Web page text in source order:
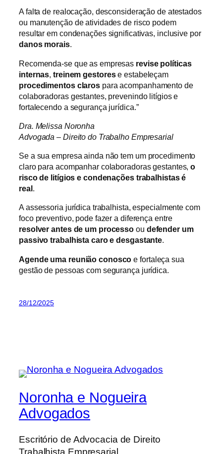
A falta de realocação, desconsideração de atestados
ou manutenção de atividades de risco podem
resultar em condenações significativas, inclusive por
danos morais.
Recomenda-se que as empresas revise políticas
internas,treinem gestorese estabeleçam
procedimentos claros para acompanhamento de
colaboradoras gestantes, prevenindo litígios e
fortalecendo a segurança jurídica.”
Dra. Melissa Noronha
Advogada – Direito do Trabalho Empresarial
Se a sua empresa ainda não tem um procedimento
claro para acompanhar colaboradoras gestantes,o
risco de litígios e condenações trabalhistas é
real.
A assessoria jurídica trabalhista, especialmente com
foco preventivo, pode fazer a diferença entre
resolver antes de um processo ou defender um
passivo trabalhista caro e desgastante.
Agende uma reunião conosco e fortaleça sua
gestão de pessoas com segurança jurídica.
28/12/2025
Noronha e Nogueira
Advogados
Escritório de Advocacia de Direito
Trabalhista Empresarial